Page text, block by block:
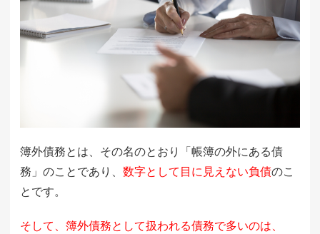
簿外債務とは、その名のとおり「帳簿の外にある債
務」のことであり、 数字として目に見えない負債のこ
とです。
そして、簿外債務として扱われる債務で多いのは、